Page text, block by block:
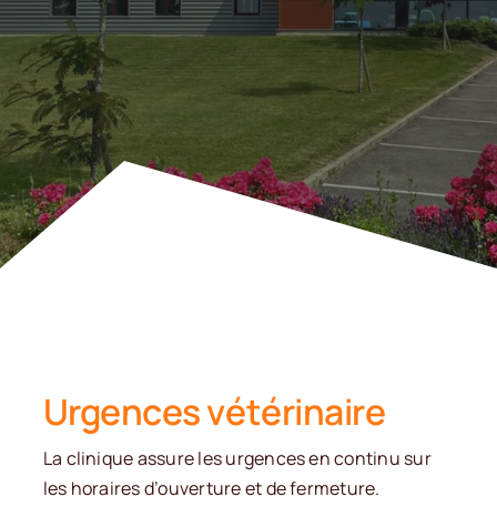
Galerie
Urgences
Contact
Urgences vétérinaire
La clinique assure les urgences en continu sur
les horaires d’ouverture et de fermeture.